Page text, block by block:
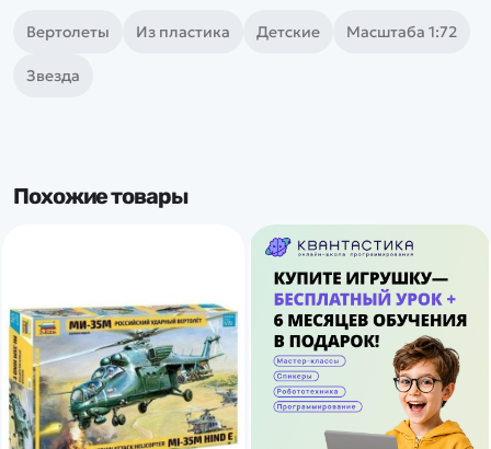
Вертолеты Из пластика Детские Масштаба 1:72
Звезда
Похожие товары